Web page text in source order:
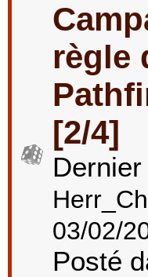
règle
[2/4]
03/02/
Posté